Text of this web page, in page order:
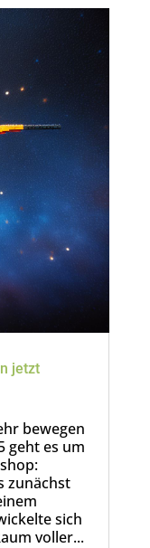
jetzt
bewegen
geht es um
zunächst
sich
voller...